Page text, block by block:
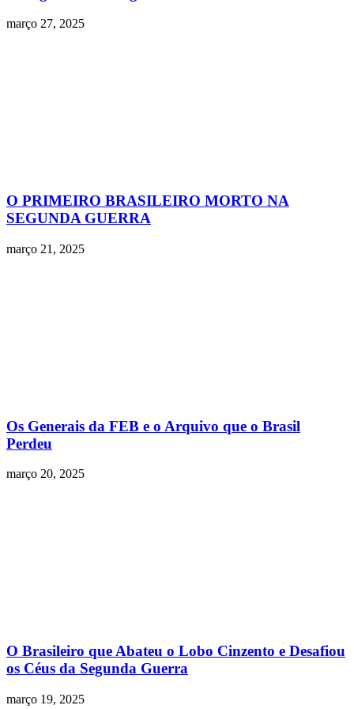
março 27, 2025
O PRIMEIRO BRASILEIRO MORTO NA
SEGUNDA GUERRA
março 21, 2025
Os Generais da FEB e o Arquivo que o Brasil
Perdeu
março 20, 2025
O Brasileiro que Abateu o Lobo Cinzento e Desafiou
os Céus da Segunda Guerra
março 19, 2025